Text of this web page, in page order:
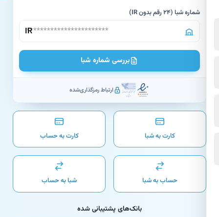
شماره شبا (24 رقم بدون IR)
IR
بررسی شماره شبا
ارتباط رمزگذاری‌شده
کارت به شبا کارت به حساب
حساب به شبا شبا به حساب
بانک‌های پشتیبانی شده